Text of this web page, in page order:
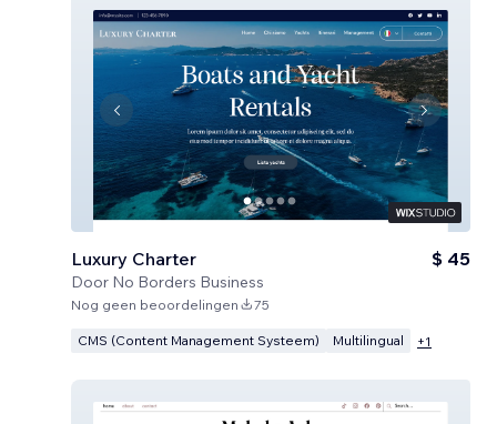
Luxury Charter
Door No Borders Business
$ 45
Nog geen beoordelingen 75
CMS (Content Management Systeem) Multilingual +1